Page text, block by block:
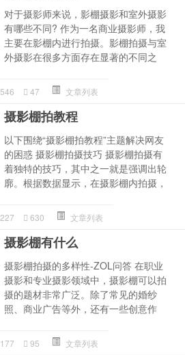
对于摄影师来说，影棚摄影和室外摄影
有哪些不同? 作为一名商业摄影师，我
主要在影棚内进行拍摄。影棚拍摄与室
外摄影在很多方面存在显著的不同之
546 47 文章列表
摄影棚拍教程
以下围绕“摄影棚拍教程”主题解决网友
的困惑 摄影棚拍摄技巧 摄影棚拍摄有
着独特的技巧，其中之一就是强调出轮
廓。根据数据显示，在摄影棚内拍摄，
227 630 文章列表
摄影棚有什么
摄影棚拍摄的多样性-ZOL问答 在职业
摄影和专业摄影领域中，摄影棚可以拍
摄的题材非常广泛。除了常见的婚纱
照、商业广告等外，还有一些创意作
177 95 文章列表